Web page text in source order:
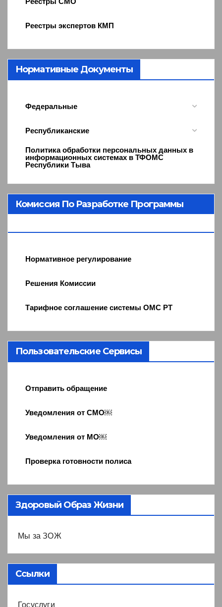
Реестры экспертов КМП
Нормативные Документы
Федеральные
Республиканские
Политика обработки персональных данных в
информационных системах в ТФОМС
Республики Тыва
Комиссия По Разработке Программы
Нормативное регулирование
Решения Комиссии
Тарифное соглашение системы ОМС РТ
Пользовательские Сервисы
Отправить обращение
Уведомления от СМО￼
Уведомления от МО￼
Проверка готовности полиса
Здоровый Образ Жизни
Мы за ЗОЖ
Ссылки
Госуслуги